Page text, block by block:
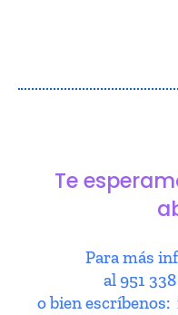
Te
Para más
al 951
o bien